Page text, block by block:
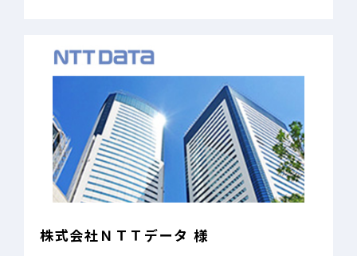
株式会社ＮＴＴデータ 様